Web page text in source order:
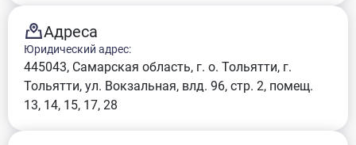
Адреса
Юридический адрес:
445043, Самарская область, г. о. Тольятти, г.
Тольятти, ул. Вокзальная, влд. 96, стр. 2, помещ.
13, 14, 15, 17, 28